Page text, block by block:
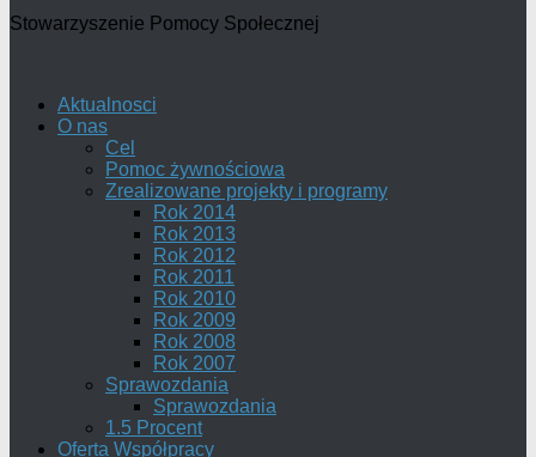
Stowarzyszenie Pomocy Społecznej
Aktualnosci
O nas
Cel
Pomoc żywnościowa
Zrealizowane projekty i programy
Rok 2014
Rok 2013
Rok 2012
Rok 2011
Rok 2010
Rok 2009
Rok 2008
Rok 2007
Sprawozdania
Sprawozdania
1.5 Procent
Oferta Współpracy